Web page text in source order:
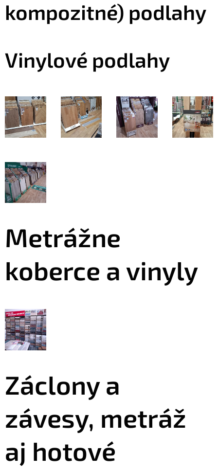
kompozitné) podlahy
Vinylové podlahy
Metrážne
koberce a vinyly
Záclony a
závesy, metráž
aj hotové